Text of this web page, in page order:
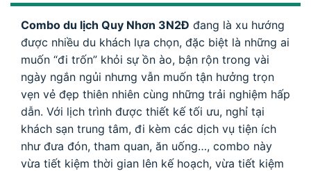
Combo du lịch Quy Nhơn 3N2Đ đang là xu hướng
được nhiều du khách lựa chọn, đặc biệt là những ai
muốn “đi trốn” khỏi sự ồn ào, bận rộn trong vài
ngày ngắn ngủi nhưng vẫn muốn tận hưởng trọn
vẹn vẻ đẹp thiên nhiên cùng những trải nghiệm hấp
dẫn. Với lịch trình được thiết kế tối ưu, nghỉ tại
khách sạn trung tâm, đi kèm các dịch vụ tiện ích
như đưa đón, tham quan, ăn uống…, combo này
vừa tiết kiệm thời gian lên kế hoạch, vừa tiết kiệm